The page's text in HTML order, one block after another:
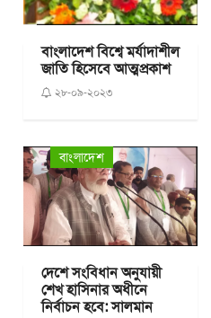
বাংলাদেশ বিশ্বে মর্যাদাশীল
জাতি হিসেবে আত্মপ্রকাশ
২৮-০৯-২০২৩
বাংলাদেশ
দেশে সংবিধান অনুযায়ী
শেখ হাসিনার অধীনে
নির্বাচন হবে: সালমান